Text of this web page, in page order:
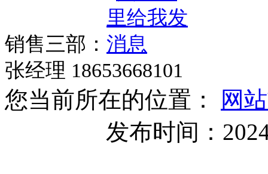
销售三部：
张经理 18653668101
您当前所在的位置：
网
发布时间：